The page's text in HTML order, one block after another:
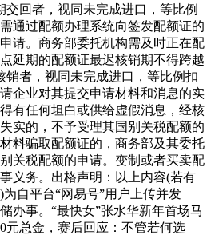
交回者，视同未完成进口，等比例
通过配额办理系统向签发配额证的
请。商务部委托机构需及时正在配
延期的配额证最迟核销期不得跨越
销者，视同未完成进口，等比例扣
企业对其提交申请材料和消息的实
有任何坦白或供给虚假消息，经核
实的，不予受理其国别关税配额的
料骗取配额证的，商务部及其委托
关税配额的申请。变制或者买卖配
义务。出格声明：以上内容(若有
自平台“网易号”用户上传并发
办事。“最快女”张水华新年首场马
元总金，赛后回应：不管若何选